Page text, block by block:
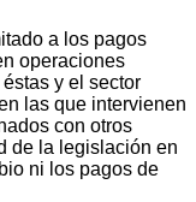
a los pagos
operaciones
y el sector
las que intervienen
con otros
de la legislación en
ni los pagos de